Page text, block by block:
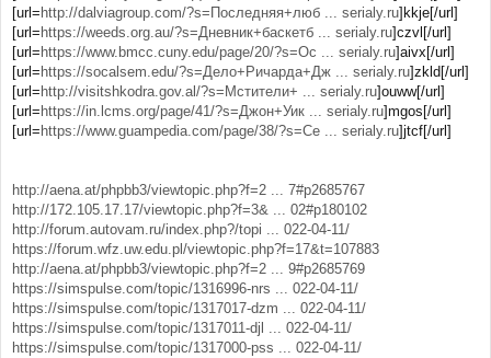
[url= http://dalviagroup.com/?s=Последняя+люб ... serialy.ru]kkje[/url]
[url= https://weeds.org.au/?s=Дневник+баскетб ... serialy.ru]czvl[/url]
[url= https://www.bmcc.cuny.edu/page/20/?s=Ос ... serialy.ru]aivx[/url]
[url= https://socalsem.edu/?s=Дело+Ричарда+Дж ... serialy.ru]zkld[/url]
[url= http://visitshkodra.gov.al/?s=Мстители+ ... serialy.ru]ouww[/url]
[url= https://in.lcms.org/page/41/?s=Джон+Уик ... serialy.ru]mgos[/url]
[url= https://www.guampedia.com/page/38/?s=Се ... serialy.ru]jtcf[/url]
http://aena.at/phpbb3/viewtopic.php?f=2 ... 7#p2685767
http://172.105.17.17/viewtopic.php?f=3& ... 02#p180102
http://forum.autovam.ru/index.php?/topi ... 022-04-11/
https://forum.wfz.uw.edu.pl/viewtopic.php?f=17&t=107883
http://aena.at/phpbb3/viewtopic.php?f=2 ... 9#p2685769
https://simspulse.com/topic/1316996-nrs ... 022-04-11/
https://simspulse.com/topic/1317017-dzm ... 022-04-11/
https://simspulse.com/topic/1317011-djl ... 022-04-11/
https://simspulse.com/topic/1317000-pss ... 022-04-11/